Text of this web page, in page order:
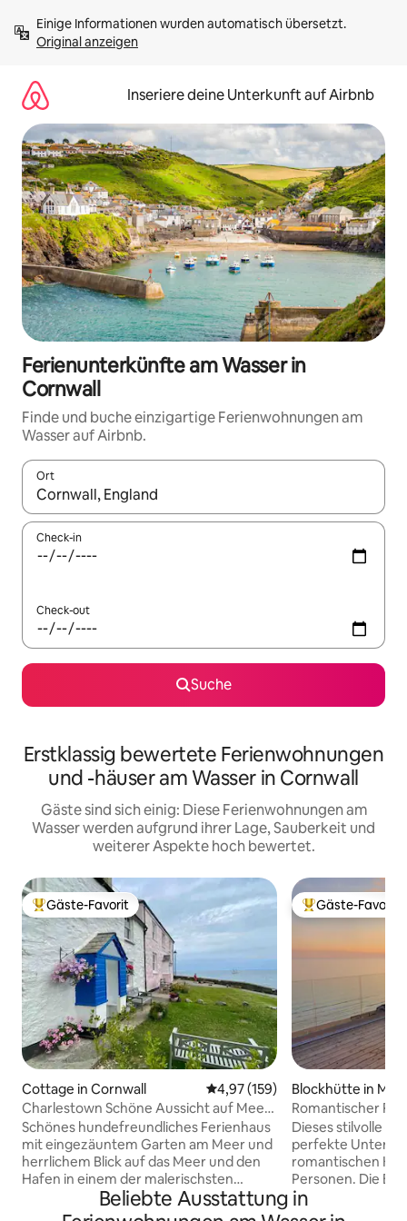
Inhalten
springenOriginal anzeigen
Inseriere deine Unterkunft auf Airbnb
Ferienunterkünfte am Wasser in
Cornwall
Finde und buche einzigartige Ferienwohnungen am
Wasser auf Airbnb.
Ort
Wenn Ergebnisse verfügbar sind, navigiere mit den
Check-in
Check-out
Suche
Erstklassig bewertete Ferienwohnungen
und -häuser am Wasser in Cornwall
Gäste sind sich einig: Diese Ferienwohnungen am
Wasser werden aufgrund ihrer Lage, Sauberkeit und
weiterer Aspekte hoch bewertet.
Beliebter Gäste-Favorit.
Gäste-Favorit
Cottage in Cornwall Durchschnittliche Bewertung:
4,97 (159)
Charlestown Schöne Aussicht auf Meer
und Hafen.
Schönes hundefreundliches Ferienhaus
mit eingezäuntem Garten am Meer und
herrlichem Blick auf das Meer und den
Hafen in einem der malerischsten
Küstendörfer der Grafschaft und dem
Hafen von Charlestown. Nur wenige
Beliebter Gäste-
Gäste-Favorit
Blockhütte in
Romantischer
Meerblick in
Dieses stilvolle
perfekte
romantischen
Personen. Die
himmlisches
aufgebaut,
Beliebte Ausstattung in